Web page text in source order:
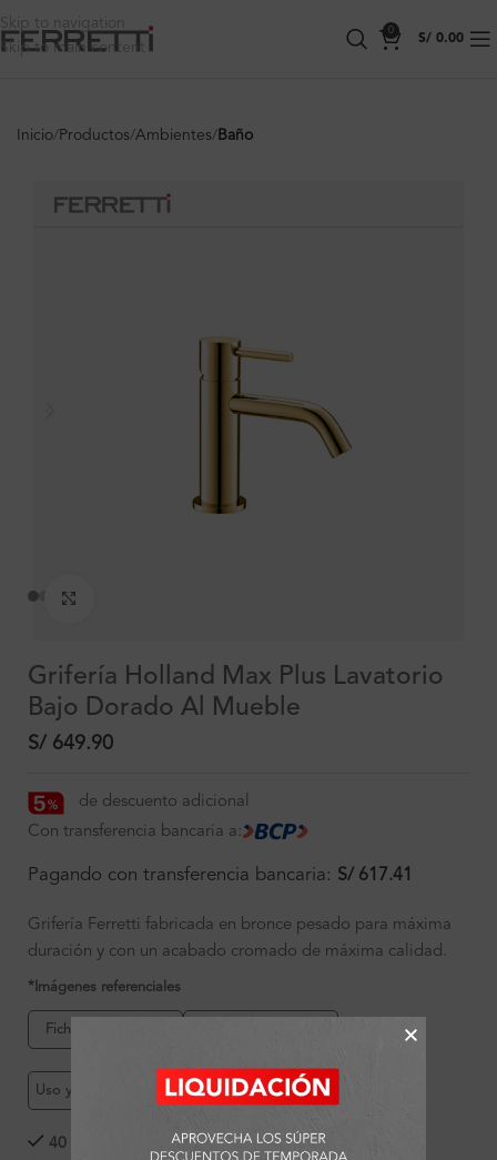
Skip to navigation
Skip to main content
0
S/ 0.00
Inicio Productos Ambientes Baño
Grifería Holland Max Plus Lavatorio
Bajo Dorado Al Mueble
S/ 649.90
de descuento adicional
Con transferencia bancaria a:
Pagando con transferencia bancaria: S/ 617.41
Grifería Ferretti fabricada en bronce pesado para máxima
duración y con un acabado cromado de máxima calidad.
*Imágenes referenciales
Ficha de producto
Uso y mantenimiento
40 disponibles